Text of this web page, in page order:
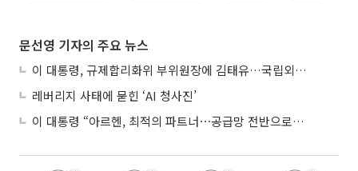
문선영 기자의 주요 뉴스
이 대통령, 규제합리화위 부위원장에 김태유…국립외교원장 김흥규
레버리지 사태에 묻힌 ‘AI 청사진’
이 대통령 “아르헨, 최적의 파트너⋯공급망 전반으로 확대”